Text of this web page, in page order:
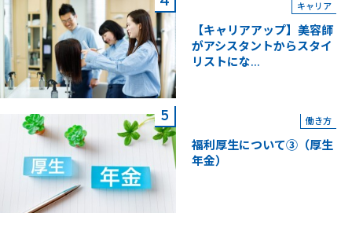
キャリア
【キャリアアップ】美容師
がアシスタントからスタイ
リストにな...
働き方
福利厚生について③（厚生
年金）